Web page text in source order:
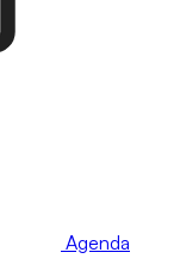
Agenda